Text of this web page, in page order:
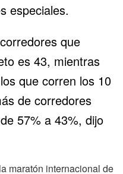
especiales.
que
es 43, mientras
que corren los 10
de corredores
57% a 43%, dijo